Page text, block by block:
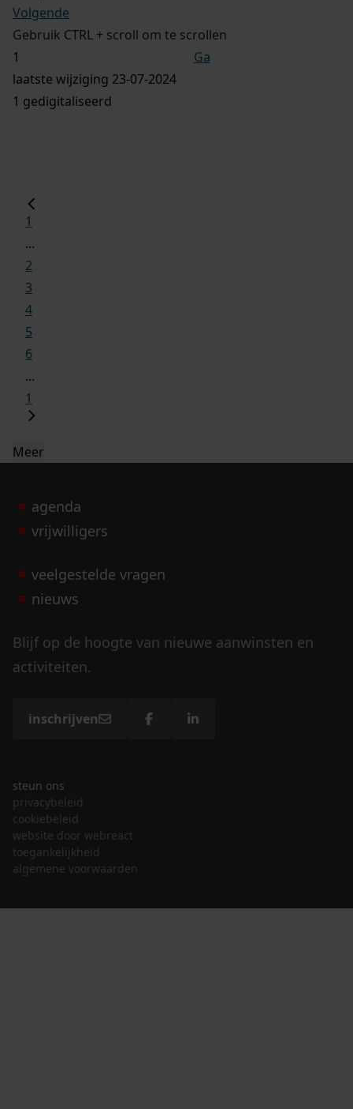
Volgende
Gebruik CTRL + scroll om te scrollen
Ga
laatste wijziging 23-07-2024
1 gedigitaliseerd
1
...
2
3
4
5
6
...
1
Meer
agenda
vrijwilligers
veelgestelde vragen
nieuws
Blijf op de hoogte van nieuwe aanwinsten en
activiteiten.
inschrijven
steun ons
privacybeleid
cookiebeleid
website door webreact
toegankelijkheid
algemene voorwaarden